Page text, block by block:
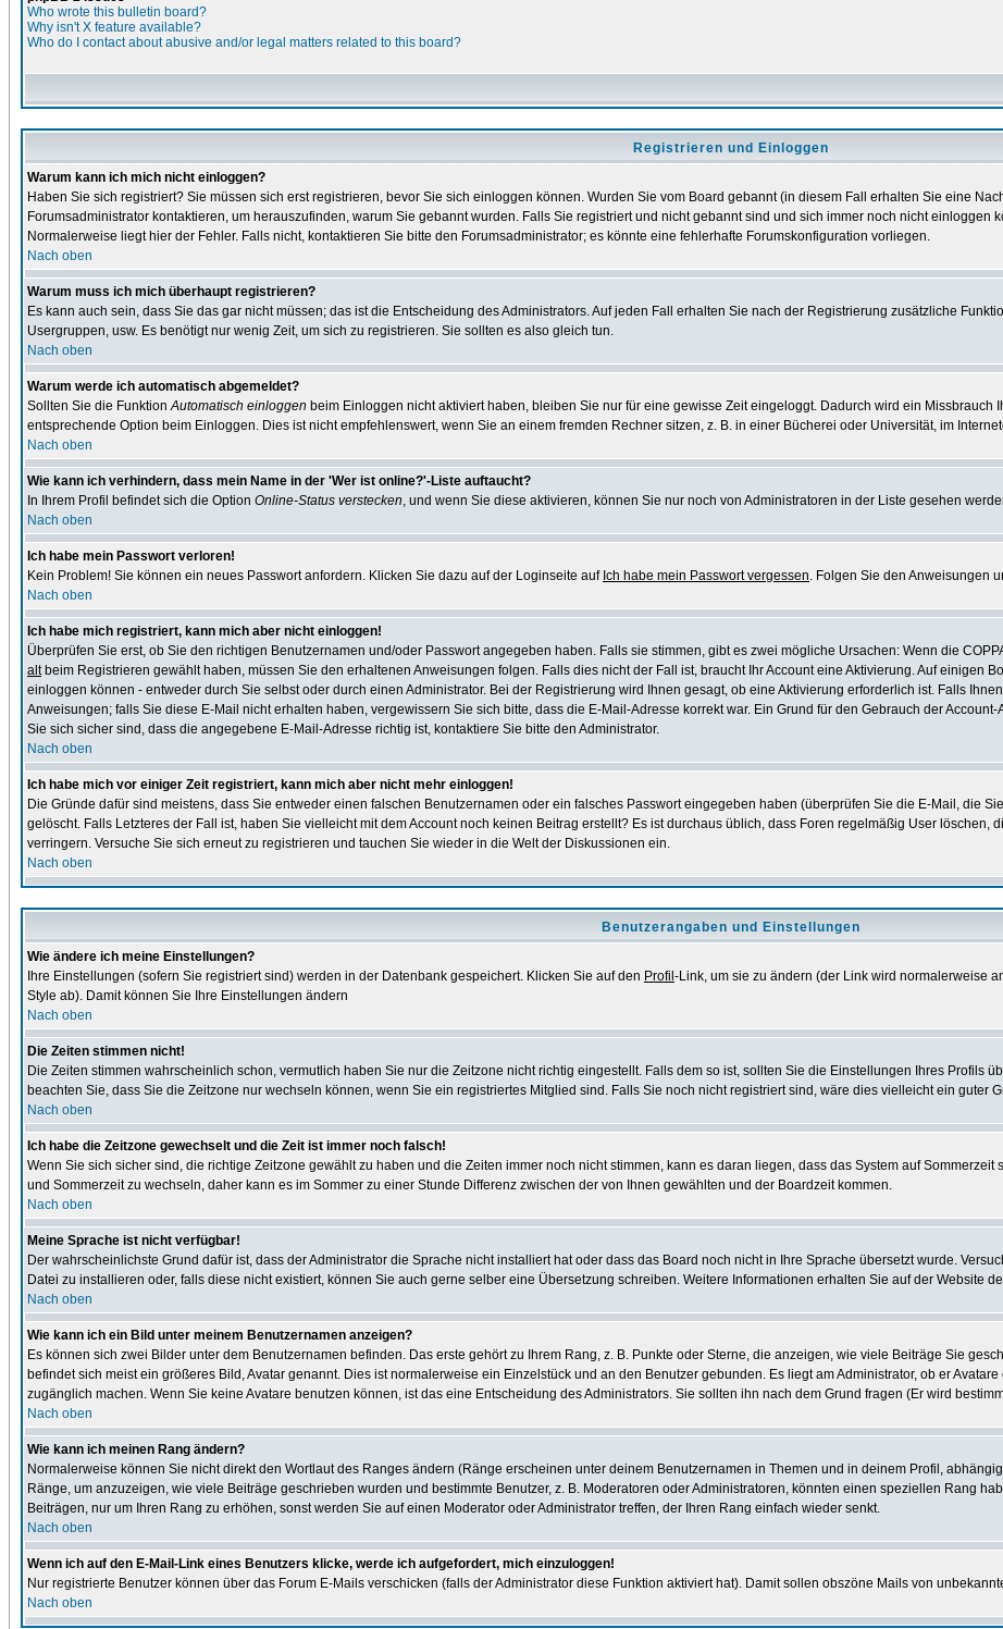
Who wrote this bulletin board?
Why isn't X feature available?
Who do I contact about abusive and/or legal matters related to this board?
Registrieren und Einloggen
Warum kann ich mich nicht einloggen?
Haben Sie sich registriert? Sie müssen sich erst registrieren, bevor Sie sich einloggen können. Wurden Sie vom Board gebannt (in diesem Fall erhalten Sie eine
Forumsadministrator kontaktieren, um herauszufinden, warum Sie gebannt wurden. Falls Sie registriert und nicht gebannt sind und sich immer noch nicht
Normalerweise liegt hier der Fehler. Falls nicht, kontaktieren Sie bitte den Forumsadministrator; es könnte eine fehlerhafte Forumskonfiguration vorliegen.
Nach oben
Warum muss ich mich überhaupt registrieren?
Es kann auch sein, dass Sie das gar nicht müssen; das ist die Entscheidung des Administrators. Auf jeden Fall erhalten Sie nach der Registrierung zusätzliche
Usergruppen, usw. Es benötigt nur wenig Zeit, um sich zu registrieren. Sie sollten es also gleich tun.
Nach oben
Warum werde ich automatisch abgemeldet?
Sollten Sie die FunktionAutomatisch einloggen beim Einloggen nicht aktiviert haben, bleiben Sie nur für eine gewisse Zeit eingeloggt. Dadurch wird ein
entsprechende Option beim Einloggen. Dies ist nicht empfehlenswert, wenn Sie an einem fremden Rechner sitzen, z. B. in einer Bücherei oder Universität, im
Nach oben
Wie kann ich verhindern, dass mein Name in der 'Wer ist online?'-Liste auftaucht?
In Ihrem Profil befindet sich die Option Online-Status verstecken, und wenn Sie diese aktivieren, können Sie nur noch von Administratoren in der Liste gesehen
Nach oben
Ich habe mein Passwort verloren!
Kein Problem! Sie können ein neues Passwort anfordern. Klicken Sie dazu auf der Loginseite auf Ich habe mein Passwort vergessen. Folgen Sie den Anweisungen
Nach oben
Ich habe mich registriert, kann mich aber nicht einloggen!
Überprüfen Sie erst, ob Sie den richtigen Benutzernamen und/oder Passwort angegeben haben. Falls sie stimmen, gibt es zwei mögliche Ursachen: Wenn die
altbeim Registrieren gewählt haben, müssen Sie den erhaltenen Anweisungen folgen. Falls dies nicht der Fall ist, braucht Ihr Account eine Aktivierung. Auf einigen
einloggen können - entweder durch Sie selbst oder durch einen Administrator. Bei der Registrierung wird Ihnen gesagt, ob eine Aktivierung erforderlich ist. Falls
Anweisungen; falls Sie diese E-Mail nicht erhalten haben, vergewissern Sie sich bitte, dass die E-Mail-Adresse korrekt war. Ein Grund für den Gebrauch der
Sie sich sicher sind, dass die angegebene E-Mail-Adresse richtig ist, kontaktiere Sie bitte den Administrator.
Nach oben
Ich habe mich vor einiger Zeit registriert, kann mich aber nicht mehr einloggen!
Die Gründe dafür sind meistens, dass Sie entweder einen falschen Benutzernamen oder ein falsches Passwort eingegeben haben (überprüfen Sie die E-Mail, die
gelöscht. Falls Letzteres der Fall ist, haben Sie vielleicht mit dem Account noch keinen Beitrag erstellt? Es ist durchaus üblich, dass Foren regelmäßig User löschen,
verringern. Versuche Sie sich erneut zu registrieren und tauchen Sie wieder in die Welt der Diskussionen ein.
Nach oben
Benutzerangaben und Einstellungen
Wie ändere ich meine Einstellungen?
Ihre Einstellungen (sofern Sie registriert sind) werden in der Datenbank gespeichert. Klicken Sie auf den Profil -Link, um sie zu ändern (der Link wird normalerweise
Style ab). Damit können Sie Ihre Einstellungen ändern
Nach oben
Die Zeiten stimmen nicht!
Die Zeiten stimmen wahrscheinlich schon, vermutlich haben Sie nur die Zeitzone nicht richtig eingestellt. Falls dem so ist, sollten Sie die Einstellungen Ihres Profils
beachten Sie, dass Sie die Zeitzone nur wechseln können, wenn Sie ein registriertes Mitglied sind. Falls Sie noch nicht registriert sind, wäre dies vielleicht ein guter
Nach oben
Ich habe die Zeitzone gewechselt und die Zeit ist immer noch falsch!
Wenn Sie sich sicher sind, die richtige Zeitzone gewählt zu haben und die Zeiten immer noch nicht stimmen, kann es daran liegen, dass das System auf
und Sommerzeit zu wechseln, daher kann es im Sommer zu einer Stunde Differenz zwischen der von Ihnen gewählten und der Boardzeit kommen.
Nach oben
Meine Sprache ist nicht verfügbar!
Der wahrscheinlichste Grund dafür ist, dass der Administrator die Sprache nicht installiert hat oder dass das Board noch nicht in Ihre Sprache übersetzt wurde.
Datei zu installieren oder, falls diese nicht existiert, können Sie auch gerne selber eine Übersetzung schreiben. Weitere Informationen erhalten Sie auf der Website
Nach oben
Wie kann ich ein Bild unter meinem Benutzernamen anzeigen?
Es können sich zwei Bilder unter dem Benutzernamen befinden. Das erste gehört zu Ihrem Rang, z. B. Punkte oder Sterne, die anzeigen, wie viele Beiträge Sie
befindet sich meist ein größeres Bild, Avatar genannt. Dies ist normalerweise ein Einzelstück und an den Benutzer gebunden. Es liegt am Administrator, ob er
zugänglich machen. Wenn Sie keine Avatare benutzen können, ist das eine Entscheidung des Administrators. Sie sollten ihn nach dem Grund fragen (Er wird
Nach oben
Wie kann ich meinen Rang ändern?
Normalerweise können Sie nicht direkt den Wortlaut des Ranges ändern (Ränge erscheinen unter deinem Benutzernamen in Themen und in deinem Profil,
Ränge, um anzuzeigen, wie viele Beiträge geschrieben wurden und bestimmte Benutzer, z. B. Moderatoren oder Administratoren, könnten einen speziellen Rang
Beiträgen, nur um Ihren Rang zu erhöhen, sonst werden Sie auf einen Moderator oder Administrator treffen, der Ihren Rang einfach wieder senkt.
Nach oben
Wenn ich auf den E-Mail-Link eines Benutzers klicke, werde ich aufgefordert, mich einzuloggen!
Nur registrierte Benutzer können über das Forum E-Mails verschicken (falls der Administrator diese Funktion aktiviert hat). Damit sollen obszöne Mails von
Nach oben